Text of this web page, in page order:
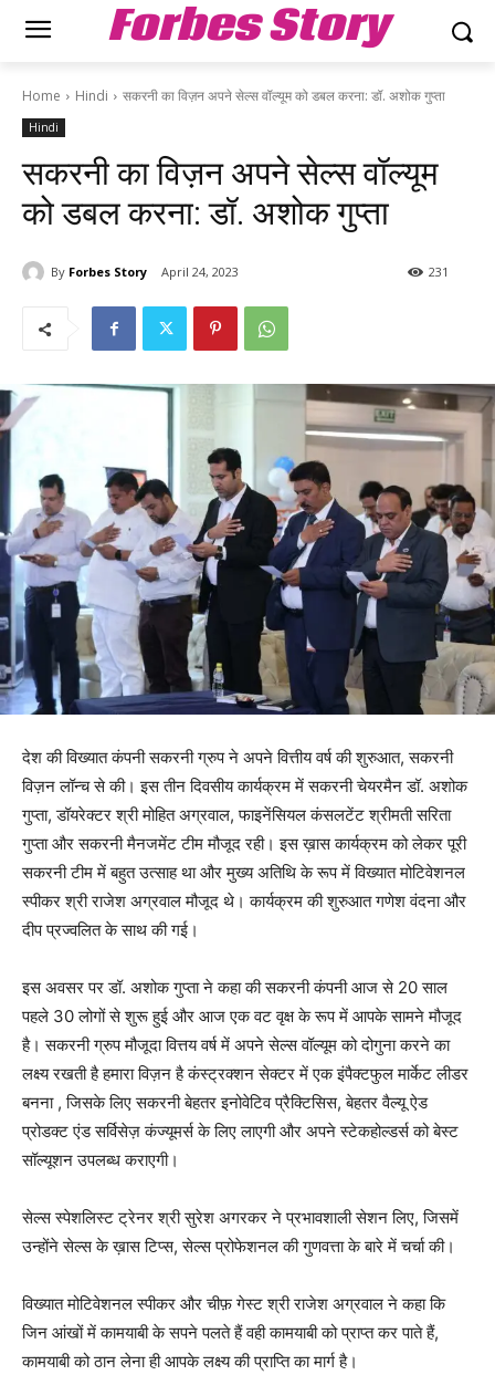
Forbes Story
Home Hindi सकरनी का विज़न अपने सेल्स वॉल्यूम को डबल करना: डॉ. अशोक गुप्ता
Hindi
सकरनी का विज़न अपने सेल्स वॉल्यूम
को डबल करना: डॉ. अशोक गुप्ता
By Forbes Story April 24, 2023 231
देश की विख्यात कंपनी सकरनी ग्रुप ने अपने वित्तीय वर्ष की शुरुआत, सकरनी
विज़न लॉन्च से की। इस तीन दिवसीय कार्यक्रम में सकरनी चेयरमैन डॉ. अशोक
गुप्ता, डॉयरेक्टर श्री मोहित अग्रवाल, फाइनेंसियल कंसलटेंट श्रीमती सरिता
गुप्ता और सकरनी मैनजमेंट टीम मौजूद रही। इस ख़ास कार्यक्रम को लेकर पूरी
सकरनी टीम में बहुत उत्साह था और मुख्य अतिथि के रूप में विख्यात मोटिवेशनल
स्पीकर श्री राजेश अग्रवाल मौजूद थे। कार्यक्रम की शुरुआत गणेश वंदना और
दीप प्रज्वलित के साथ की गई।
इस अवसर पर डॉ. अशोक गुप्ता ने कहा की सकरनी कंपनी आज से 20 साल
पहले 30 लोगों से शुरू हुई और आज एक वट वृक्ष के रूप में आपके सामने मौजूद
है। सकरनी ग्रुप मौजूदा वित्तय वर्ष में अपने सेल्स वॉल्यूम को दोगुना करने का
लक्ष्य रखती है हमारा विज़न है कंस्ट्रक्शन सेक्टर में एक इंपैक्टफुल मार्केट लीडर
बनना , जिसके लिए सकरनी बेहतर इनोवेटिव प्रैक्टिसिस, बेहतर वैल्यू ऐड
प्रोडक्ट एंड सर्विसेज़ कंज्यूमर्स के लिए लाएगी और अपने स्टेकहोल्डर्स को बेस्ट
सॉल्यूशन उपलब्ध कराएगी।
सेल्स स्पेशलिस्ट ट्रेनर श्री सुरेश अगरकर ने प्रभावशाली सेशन लिए, जिसमें
उन्होंने सेल्स के ख़ास टिप्स, सेल्स प्रोफेशनल की गुणवत्ता के बारे में चर्चा की।
विख्यात मोटिवेशनल स्पीकर और चीफ़ गेस्ट श्री राजेश अग्रवाल ने कहा कि
जिन आंखों में कामयाबी के सपने पलते हैं वही कामयाबी को प्राप्त कर पाते हैं,
कामयाबी को ठान लेना ही आपके लक्ष्य की प्राप्ति का मार्ग है।